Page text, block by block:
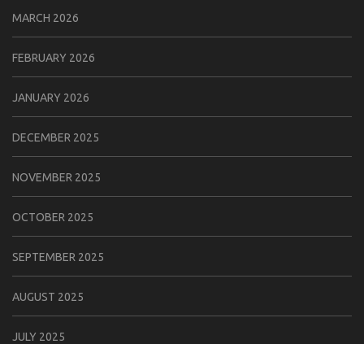
MARCH 2026
FEBRUARY 2026
JANUARY 2026
DECEMBER 2025
NOVEMBER 2025
OCTOBER 2025
SEPTEMBER 2025
AUGUST 2025
JULY 2025